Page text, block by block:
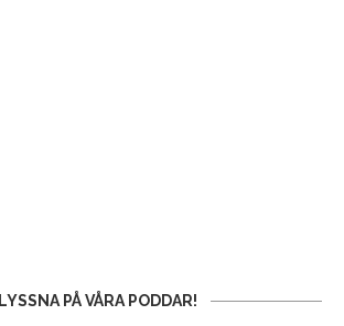
LYSSNA PÅ VÅRA PODDAR!